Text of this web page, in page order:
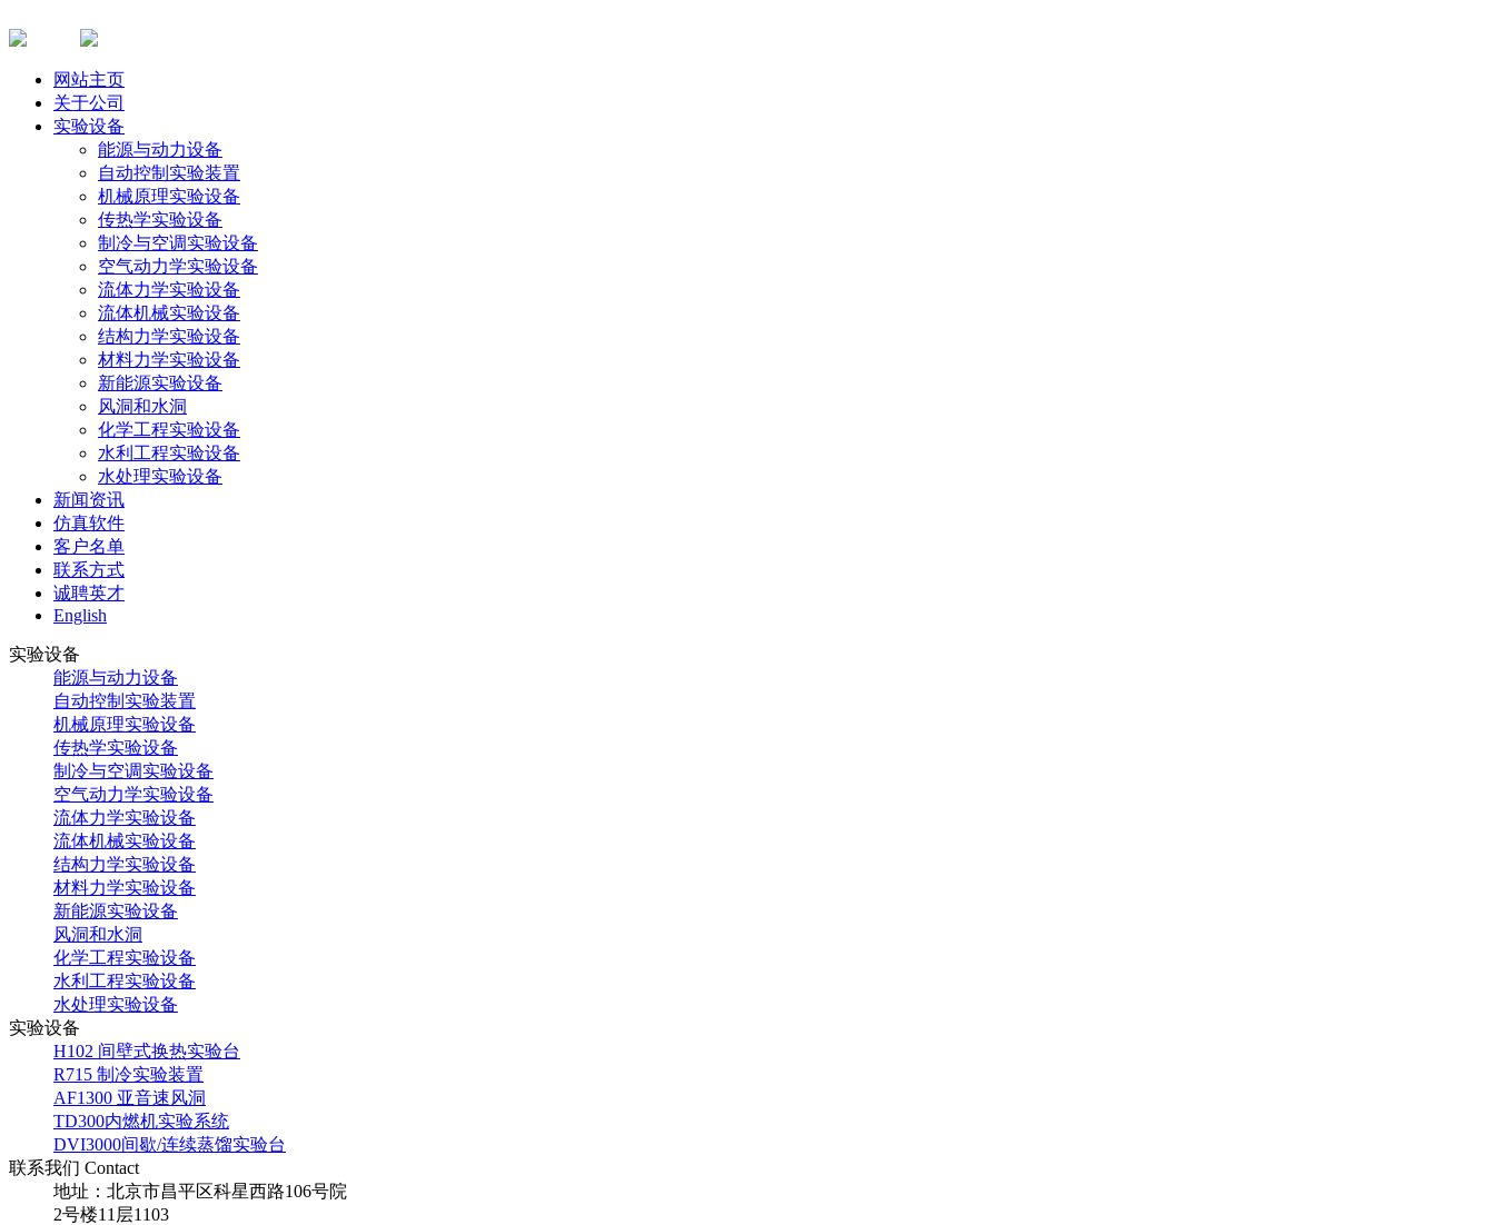
网站主页
关于公司
实验设备
能源与动力设备
自动控制实验装置
机械原理实验设备
传热学实验设备
制冷与空调实验设备
空气动力学实验设备
流体力学实验设备
流体机械实验设备
结构力学实验设备
材料力学实验设备
新能源实验设备
风洞和水洞
化学工程实验设备
水利工程实验设备
水处理实验设备
新闻资讯
仿真软件
客户名单
联系方式
诚聘英才
English
实验设备
能源与动力设备
自动控制实验装置
机械原理实验设备
传热学实验设备
制冷与空调实验设备
空气动力学实验设备
流体力学实验设备
流体机械实验设备
结构力学实验设备
材料力学实验设备
新能源实验设备
风洞和水洞
化学工程实验设备
水利工程实验设备
水处理实验设备
实验设备
H102 间壁式换热实验台
R715 制冷实验装置
AF1300 亚音速风洞
TD300内燃机实验系统
DVI3000间歇/连续蒸馏实验台
联系我们 Contact
地址：北京市昌平区科星西路106号院
2号楼11层1103